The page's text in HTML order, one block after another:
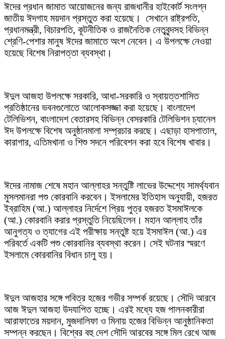
ঈদের প্রধান জামাত আয়োজনের জন্য রাজধানীর হাইকোর্ট সংলগ্ন
জাতীয় ঈদগাহ ময়দান প্রস্তুত করা হয়েছে। সেখানে রাষ্ট্রপতি,
প্রধানমন্ত্রী, বিচারপতি, কূটনীতিক ও রাজনৈতিক নেতৃবৃন্দসহ বিভিন্ন
শ্রেণি-পেশার মানুষ ঈদের জামাতে অংশ নেবেন। এ উপলক্ষে নেওয়া
হয়েছে বিশেষ নিরাপত্তা ব্যবস্থা।
ঈদুল আজহা উপলক্ষে সরকারি, আধা-সরকারি ও স্বায়ত্তশাসিত
প্রতিষ্ঠানের ভবনগুলোতে আলোকসজ্জা করা হয়েছে। বাংলাদেশ
টেলিভিশন, বাংলাদেশ বেতারসহ বিভিন্ন বেসরকারি টেলিভিশন চ্যানেল
ঈদ উপলক্ষে বিশেষ অনুষ্ঠানমালা সম্প্রচার করছে। এছাড়া হাসপাতাল,
কারাগার, এতিমখানা ও শিশু সদনে পরিবেশন করা হবে বিশেষ খাবার।
ঈদের নামাজ শেষে মহান আল্লাহর সন্তুষ্টি লাভের উদ্দেশ্যে সামর্থ্যবান
মুসলমানরা পশু কোরবানি করবেন। ইসলামের ইতিহাস অনুযায়ী, হজরত
ইব্রাহিম (আ.) আল্লাহর নির্দেশে প্রিয় পুত্র হজরত ইসমাঈলকে
(আ.) কোরবানি করার প্রস্তুতি নিয়েছিলেন। মহান আল্লাহ তাঁর
আনুগত্য ও ত্যাগের এই পরীক্ষায় সন্তুষ্ট হয়ে ইসমাঈল (আ.) এর
পরিবর্তে একটি পশু কোরবানির ব্যবস্থা করেন। সেই ঘটনার স্মরণে
ইসলামে কোরবানির বিধান চালু হয়।
ঈদুল আজহার সঙ্গে পবিত্র হজের গভীর সম্পর্ক রয়েছে। সৌদি আরবে
আজ ঈদুল আজহা উদযাপিত হচ্ছে। এরই মধ্যে হজ পালনকারীরা
আরাফাতের ময়দান, মুজদালিফা ও মিনায় হজের বিভিন্ন আনুষ্ঠানিকতা
সম্পন্ন করছেন। বিশ্বের বহু দেশ সৌদি আরবের সঙ্গে মিল রেখে আজ